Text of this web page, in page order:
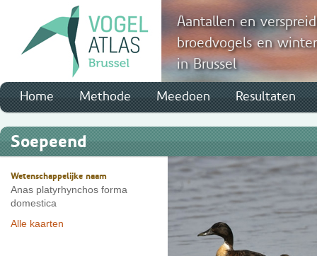
Aantallen en
broedvogels en
in Brussel
Home Methode Meedoen Resultaten
Soepeend
Wetenschappelijke naam
Anas platyrhynchos forma
domestica
Alle kaarten